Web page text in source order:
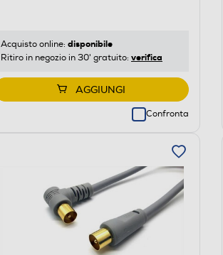
Acquisto online: disponibile
Ritiro in negozio in 30' gratuito: verifica
AGGIUNGI
Confronta